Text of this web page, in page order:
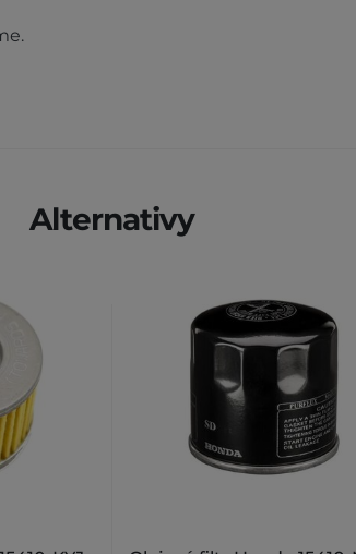
Alternativy